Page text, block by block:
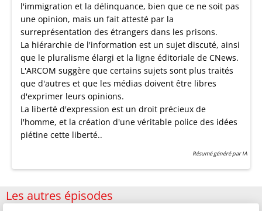
l'immigration et la délinquance, bien que ce ne soit pas
une opinion, mais un fait attesté par la
surreprésentation des étrangers dans les prisons.
La hiérarchie de l'information est un sujet discuté, ainsi
que le pluralisme élargi et la ligne éditoriale de CNews.
L'ARCOM suggère que certains sujets sont plus traités
que d'autres et que les médias doivent être libres
d'exprimer leurs opinions.
La liberté d'expression est un droit précieux de
l'homme, et la création d'une véritable police des idées
piétine cette liberté..
Résumé généré par IA
Les autres épisodes